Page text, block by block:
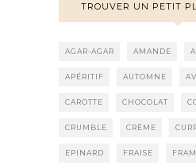
TROUVER UN PETIT
AGAR-AGAR AMANDE
APÉRITIF AUTOMNE
CAROTTE CHOCOLAT
CRUMBLE CRÈME
EPINARD FRAISE